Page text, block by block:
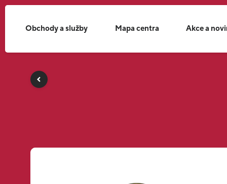
Obchody a služby Mapa centra Akce a